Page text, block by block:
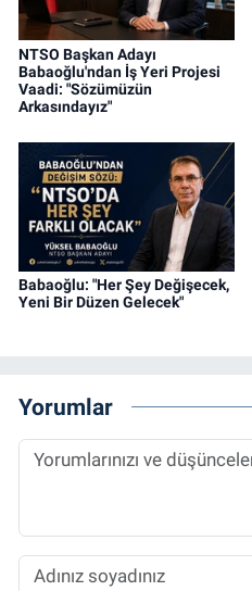
NTSO Başkan Adayı
Babaoğlu'ndan İş Yeri Projesi
Vaadi: "Sözümüzün
Arkasındayız"
Babaoğlu: "Her Şey Değişecek,
Yeni Bir Düzen Gelecek"
Yorumlar